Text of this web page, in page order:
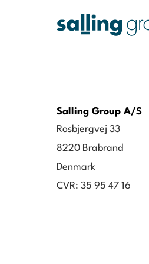
Salling Group A/S
Rosbjergvej 33
8220 Brabrand
Denmark
CVR: 35 95 47 16